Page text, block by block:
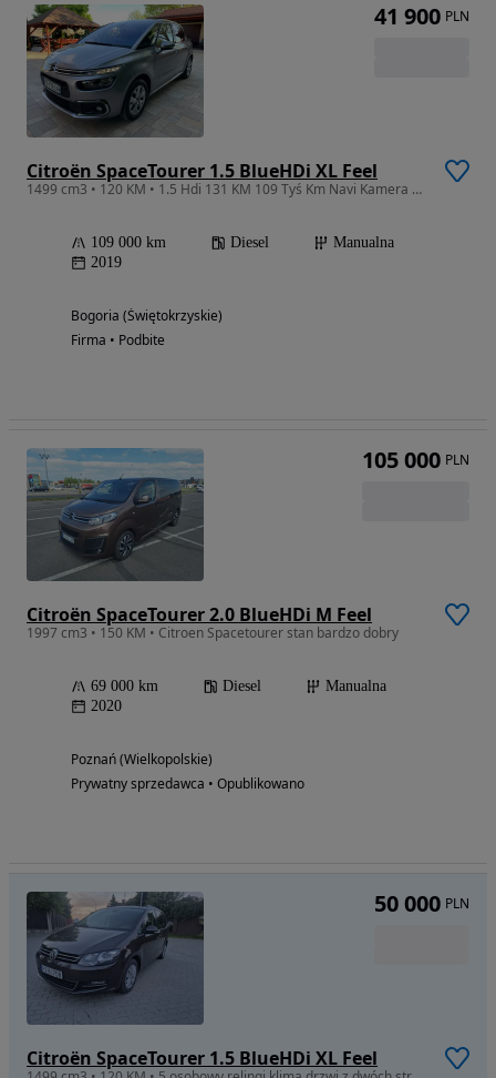
Citroën SpaceTourer 1.5 BlueHDi XL Feel
1499 cm3 • 120 KM • 1.5 Hdi 131 KM 109 Tyś Km Navi Kamera Klimatronk Piękny
109 000 km Diesel
Manualna
2019
Bogoria (Świętokrzyskie)
Firma • Podbite
41 900 PLN
Citroën SpaceTourer 2.0 BlueHDi M Feel
1997 cm3 • 150 KM • Citroen Spacetourer stan bardzo dobry
69 000 km Diesel
Manualna
2020
Poznań (Wielkopolskie)
Prywatny sprzedawca • Opublikowano
105 000 PLN
Citroën SpaceTourer 1.5 BlueHDi XL Feel
50 000 PLN